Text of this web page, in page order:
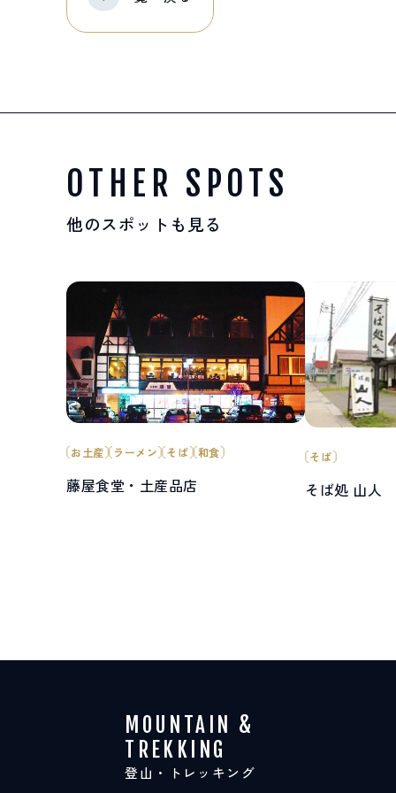
OTHER SPOTS
他のスポットも見る
お土産 ラーメン そば 和食
藤屋食堂・土産品店
そば
そば処 山人
MOUNTAIN &
TREKKING
登山・トレッキング